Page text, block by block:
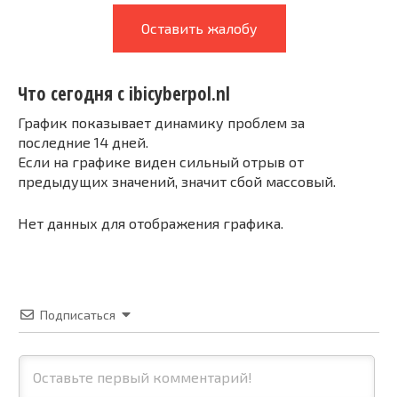
Оставить жалобу
Что сегодня с ibicyberpol.nl
График показывает динамику проблем за
последние 14 дней.
Если на графике виден сильный отрыв от
предыдущих значений, значит сбой массовый.
Нет данных для отображения графика.
Подписаться